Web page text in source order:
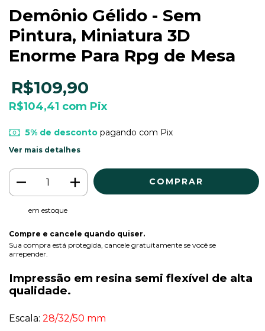
Demônio Gélido - Sem
Pintura, Miniatura 3D
Enorme Para Rpg de Mesa
R$109,90
R$104,41 com Pix
5% de descontopagando com Pix
Ver mais detalhes
em estoque
Compre e cancele quando quiser.
Sua compra está protegida, cancele gratuitamente se você se
arrepender.
Impressão em resina semi flexível de alta
qualidade.
Escala: 28/32/50 mm